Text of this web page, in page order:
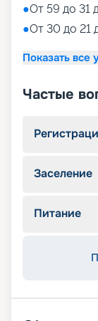
●От 59 до 31
●От 30 до 21
Показать все
Частые
Заселение
Питание